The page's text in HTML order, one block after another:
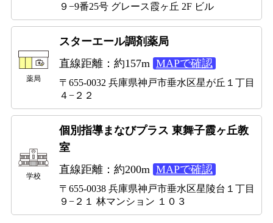
９−9番25号 グレース霞ヶ丘 2F ビル
薬局
スターエール調剤薬局
直線距離：約157m MAPで確認
〒655-0032 兵庫県神戸市垂水区星が丘１丁目
４−２２
学校
個別指導まなびプラス 東舞子霞ヶ丘教
室
直線距離：約200m MAPで確認
〒655-0038 兵庫県神戸市垂水区星陵台１丁目
９−２１ 林マンション １０３